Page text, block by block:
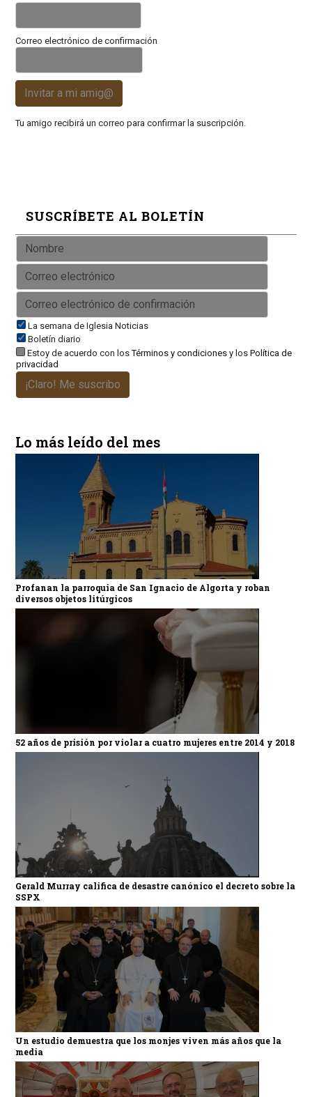
Correo electrónico de confirmación
Invitar a mi amig@
Tu amigo recibirá un correo para confirmar la suscripción.
SUSCRÍBETE AL BOLETÍN
La semana de Iglesia Noticias
Boletín diario
Estoy de acuerdo con losTérminos y condicionesy los Política de
privacidad
¡Claro! Me suscribo
Lo más leído del mes
Profanan la parroquia de San Ignacio de Algorta y roban
diversos objetos litúrgicos
52 años de prisión por violar a cuatro mujeres entre 2014 y 2018
Gerald Murray califica de desastre canónico el decreto sobre la
SSPX
Un estudio demuestra que los monjes viven más años que la
media